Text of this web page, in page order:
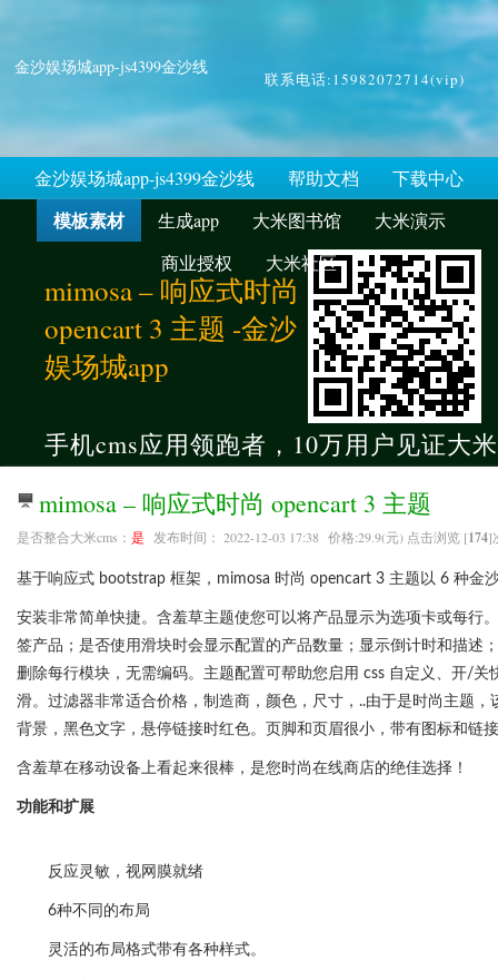
金沙娱场城app-js4399金沙线
联系电话:15982072714(vip)
金沙娱场城app-js4399金沙线 帮助文档 下载中心
模板素材 生成app 大米图书馆
大米演示
商业授权
大米社区
mimosa – 响应式时尚
opencart 3 主题 -金沙
娱场城app
手机cms应用领跑者，10万用户见证大
mimosa – 响应式时尚 opencart 3 主题
是否整合大米cms： 是 发布时间： 2022-12-03 17:38 价格:29.9(元) 点击浏览 [174]
基于响应式 bootstrap 框架，mimosa 时尚 opencart 3 主题以 6 种金
安装非常简单快捷。含羞草主题使您可以将产品显示为选项卡或每行
签产品；是否使用滑块时会显示配置的产品数量；显示倒计时和描
删除每行模块，无需编码。主题配置可帮助您启用 css 自定义、开/
滑。过滤器非常适合价格，制造商，颜色，尺寸，..由于是时尚主题
背景，黑色文字，悬停链接时红色。页脚和页眉很小，带有图标和链
含羞草在移动设备上看起来很棒，是您时尚在线商店的绝佳选择！
功能和扩展
反应灵敏，视网膜就绪
6种不同的布局
灵活的布局格式带有各种样式。